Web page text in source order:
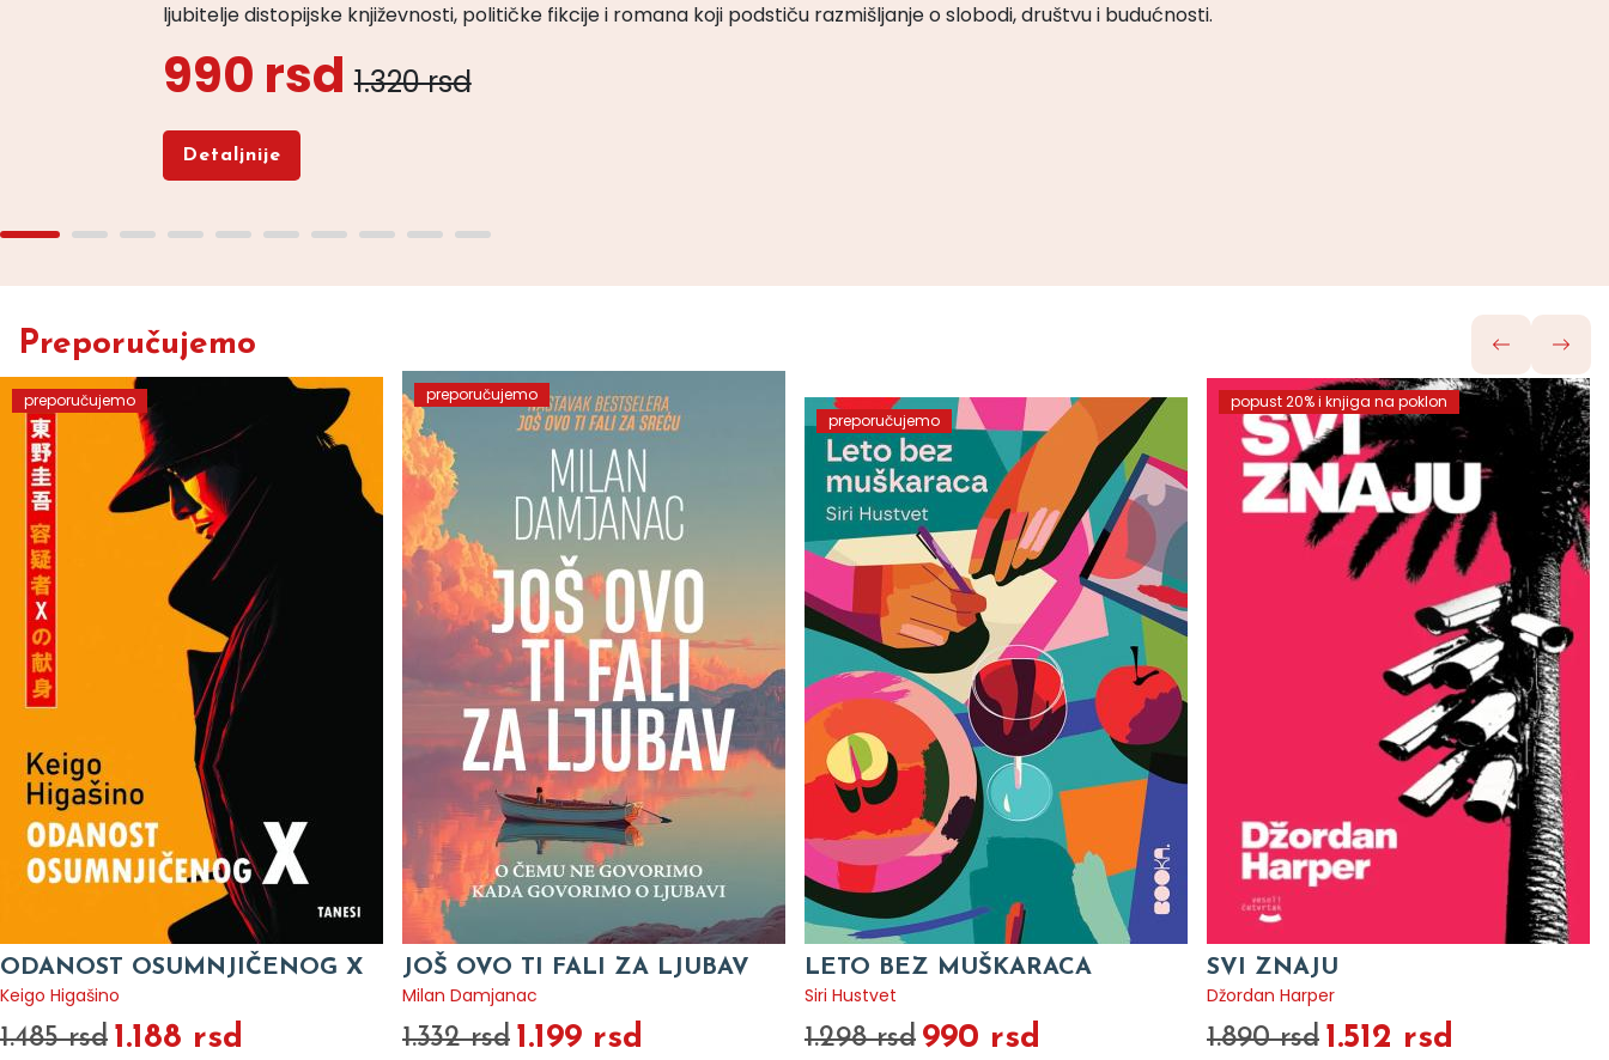
ljubitelje distopijske književnosti, političke fikcije i romana koji podstiču razmišljanje o slobodi, društvu i budućnosti.
990 rsd 1.320 rsd
Detaljnije
Preporučujemo
preporučujemo
ODANOST OSUMNJIČENOG X
Keigo Higašino
1.485 rsd 1.188 rsd
preporučujemo
JOŠ OVO TI FALI ZA LJUBAV
Milan Damjanac
1.332 rsd 1.199 rsd
preporučujemo
LETO BEZ MUŠKARACA
Siri Hustvet
1.298 rsd 990 rsd
popust 20% i knjiga na poklon
SVI ZNAJU
Džordan Harper
1.890 rsd 1.512 rsd